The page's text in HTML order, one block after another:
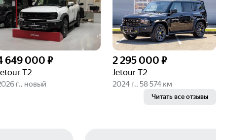
649 000 ₽
T2
г., новый
2 295 000 ₽
Jetour T2
2024 г., 58 574 км
Читать все отзывы